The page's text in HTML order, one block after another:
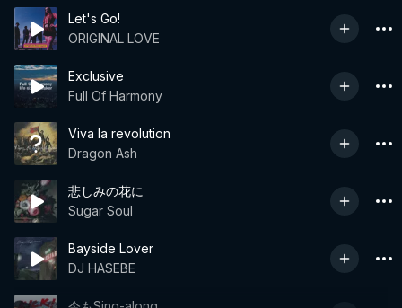
Let's Go!
ORIGINAL LOVE
Exclusive
Full Of Harmony
Viva la revolution
Dragon Ash
悲しみの花に
Sugar Soul
Bayside Lover
DJ HASEBE